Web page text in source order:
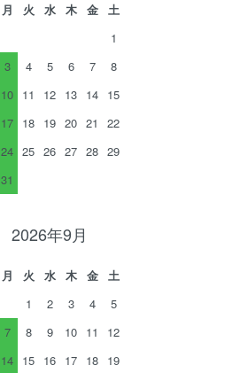
月 火 水 木 金
土
1
3 4 5 6 7
8
10 11 12 13 14 15
17 18 19 20 21
22
24 25 26 27 28 29
31
2026年9月
月 火 水 木 金
土
1
2 3 4
5
7 8 9 10 11
12
14 15 16 17 18 19